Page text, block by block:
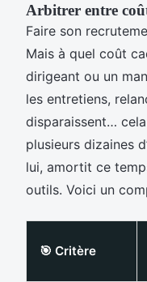
Arbitrer entre
Faire son
Mais à quel coût
dirigeant ou un
les entretiens,
disparaissent…
plusieurs dizaines
lui, amortit ce
outils. Voici un
🎯 Critère